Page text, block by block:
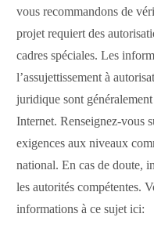
vous recommandons de
projet requiert des
cadres spéciales. Les
l’assujettissement à
juridique sont
Internet. Renseignez-vous
exigences aux niveaux
national. En cas de doute,
les autorités compétentes.
informations à ce sujet ici: